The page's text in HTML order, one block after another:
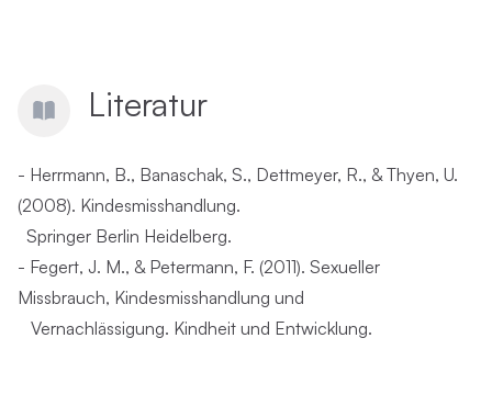
Literatur
- Herrmann, B., Banaschak, S., Dettmeyer, R., & Thyen, U.
(2008). Kindesmisshandlung.
Springer Berlin Heidelberg.
- Fegert, J. M., & Petermann, F. (2011). Sexueller
Missbrauch, Kindesmisshandlung und
Vernachlässigung. Kindheit und Entwicklung.